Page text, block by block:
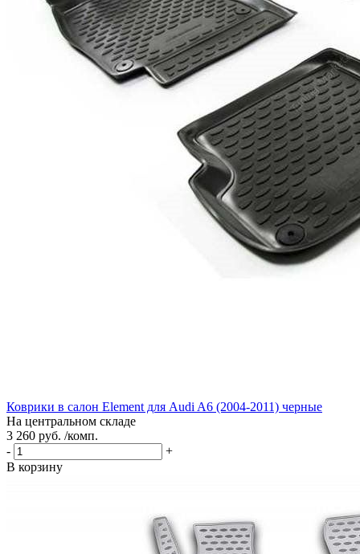
Коврики в салон Element для Audi A6 (2004-2011) черные
На центральном складе
3 260 руб. /комп.
-
+
В корзину